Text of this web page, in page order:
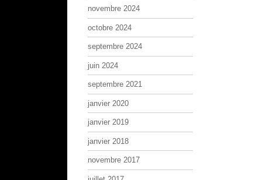
novembre 2024
octobre 2024
septembre 2024
juin 2024
septembre 2021
janvier 2020
janvier 2019
janvier 2018
novembre 2017